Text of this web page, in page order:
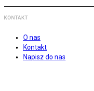
KONTAKT
O nas
Kontakt
Napisz do nas